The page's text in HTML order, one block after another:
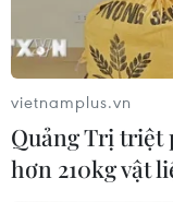
Hà Nội kiên
hồ Đồng Đò
Masterise Homes
vietnamplus.vn
Quảng Trị triệt
hơn 210kg vật